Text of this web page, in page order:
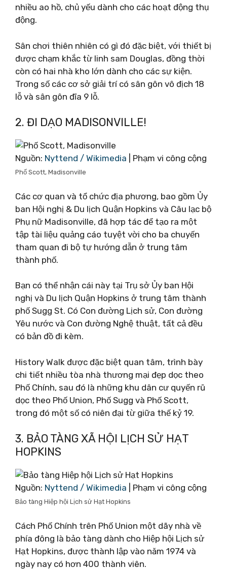
nhiều ao hồ, chủ yếu dành cho các hoạt động thụ
động.
Sân chơi thiên nhiên có gì đó đặc biệt, với thiết bị
được chạm khắc từ linh sam Douglas, đồng thời
còn có hai nhà kho lớn dành cho các sự kiện.
Trong số các cơ sở giải trí có sân gôn vô địch 18
lỗ và sân gôn đĩa 9 lỗ.
2. ĐI DẠO MADISONVILLE!
Nguồn: Nyttend / Wikimedia | Phạm vi công cộng
Phố Scott, Madisonville
Các cơ quan và tổ chức địa phương, bao gồm Ủy
ban Hội nghị & Du lịch Quận Hopkins và Câu lạc bộ
Phụ nữ Madisonville, đã hợp tác để tạo ra một
tập tài liệu quảng cáo tuyệt vời cho ba chuyến
tham quan đi bộ tự hướng dẫn ở trung tâm
thành phố.
Bạn có thể nhận cái này tại Trụ sở Ủy ban Hội
nghị và Du lịch Quận Hopkins ở trung tâm thành
phố Sugg St. Có Con đường Lịch sử, Con đường
Yêu nước và Con đường Nghệ thuật, tất cả đều
có bản đồ đi kèm.
History Walk được đặc biệt quan tâm, trình bày
chi tiết nhiều tòa nhà thương mại đẹp dọc theo
Phố Chính, sau đó là những khu dân cư quyến rũ
dọc theo Phố Union, Phố Sugg và Phố Scott,
trong đó một số có niên đại từ giữa thế kỷ 19.
3. BẢO TÀNG XÃ HỘI LỊCH SỬ HẠT
HOPKINS
Nguồn: Nyttend / Wikimedia | Phạm vi công cộng
Bảo tàng Hiệp hội Lịch sử Hạt Hopkins
Cách Phố Chính trên Phố Union một dãy nhà về
phía đông là bảo tàng dành cho Hiệp hội Lịch sử
Hạt Hopkins, được thành lập vào năm 1974 và
ngày nay có hơn 400 thành viên.